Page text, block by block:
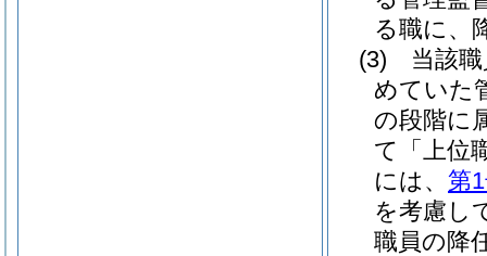
る職に、
(3)
当該
めていた
の段階に
て「上位
には、 第
を考慮し
職員の降